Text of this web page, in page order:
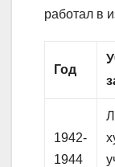
работал в
Год
1942-
1944